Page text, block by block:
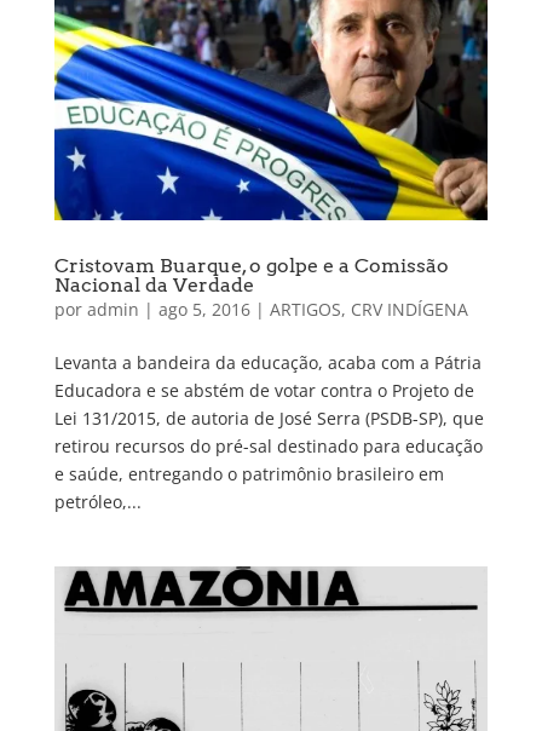
Cristovam Buarque, o golpe e a Comissão
Nacional da Verdade
por admin | ago 5, 2016| ARTIGOS, CRV INDÍGENA
Levanta a bandeira da educação, acaba com a Pátria
Educadora e se abstém de votar contra o Projeto de
Lei 131/2015, de autoria de José Serra (PSDB-SP), que
retirou recursos do pré-sal destinado para educação
e saúde, entregando o patrimônio brasileiro em
petróleo,...